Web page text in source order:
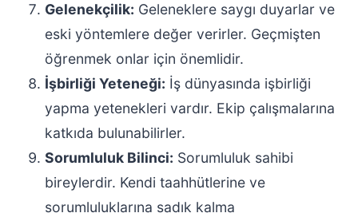
Gelenekçilik: Geleneklere saygı duyarlar ve
eski yöntemlere değer verirler. Geçmişten
öğrenmek onlar için önemlidir.
İşbirliği Yeteneği: İş dünyasında işbirliği
yapma yetenekleri vardır. Ekip çalışmalarına
katkıda bulunabilirler.
Sorumluluk Bilinci: Sorumluluk sahibi
bireylerdir. Kendi taahhütlerine ve
sorumluluklarına sadık kalma